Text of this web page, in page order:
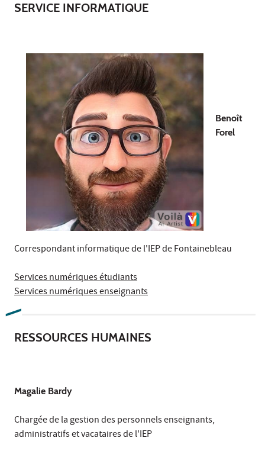
SERVICE INFORMATIQUE
Benoît
Forel
Correspondant informatique de l'IEP de Fontainebleau
Services numériques étudiants
Services numériques enseignants
RESSOURCES HUMAINES
Magalie Bardy
Chargée de la gestion des personnels enseignants,
administratifs et vacataires de l'IEP